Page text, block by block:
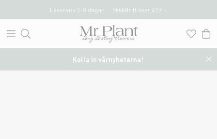
Leverans 3-8 dagar Fraktfritt över 499 :-
Kolla in vårnyheterna!